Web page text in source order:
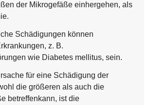
der Mikrogefäße einhergehen, als
Schädigungen können
z. B.
wie Diabetes mellitus, sein.
für eine Schädigung der
die größeren als auch die
betreffenkann, ist die